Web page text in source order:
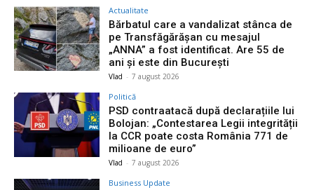
Actualitate
Bărbatul care a vandalizat stânca de
pe Transfăgărășan cu mesajul
„ANNA” a fost identificat. Are 55 de
ani și este din București
Vlad - 7 august 2026
Politică
PSD contraatacă după declarațiile lui
Bolojan: „Contestarea Legii integrității
la CCR poate costa România 771 de
milioane de euro”
Vlad - 7 august 2026
Business Update